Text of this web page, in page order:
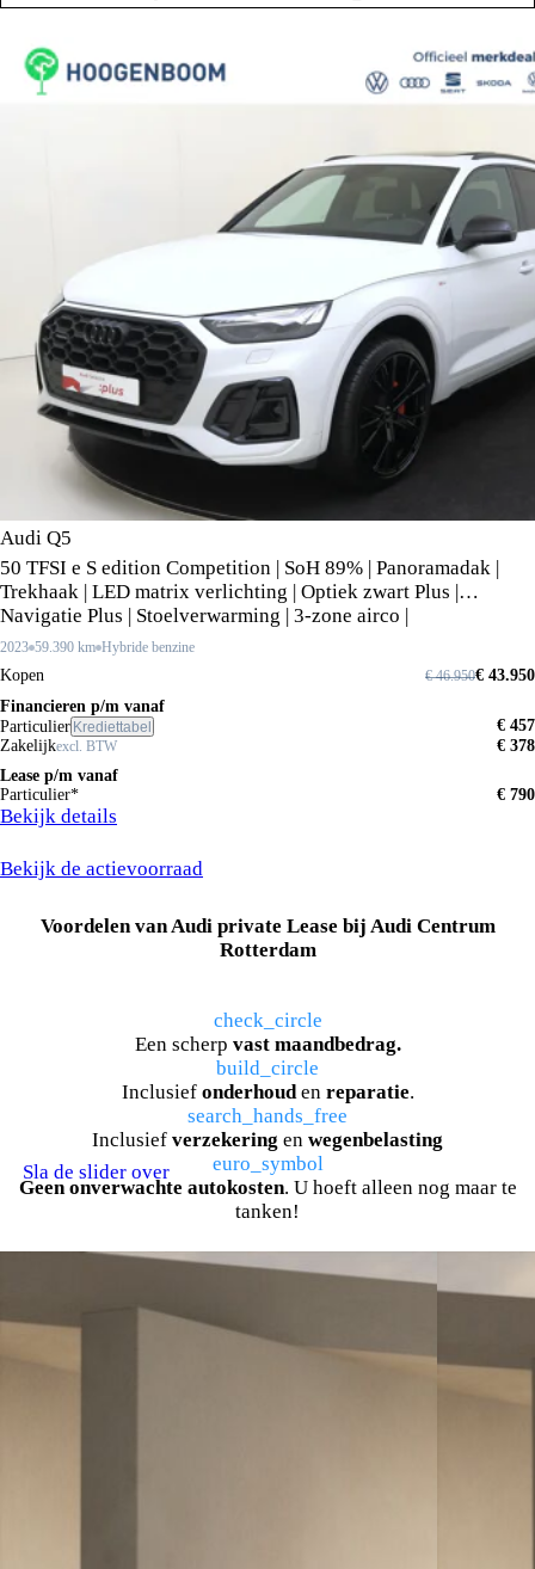
Audi Q5
50 TFSI e S edition Competition | SoH 89% | Panoramadak |
Trekhaak | LED matrix verlichting | Optiek zwart Plus |
Navigatie Plus | Stoelverwarming | 3-zone airco |
Achteruitrijcamera |
2023 59.390 km Hybride benzine
Kopen € 43.950
€ 46.950
Financieren p/m vanaf
Particulier Krediettabel
€ 457
Zakelijkexcl. BTW
€ 378
Lease p/m vanaf
Particulier*
€ 790
Bekijk details
Bekijk de actievoorraad
Voordelen van Audi private Lease bij Audi Centrum
Rotterdam
check_circle
Een scherp vast maandbedrag.
build_circle
Inclusief onderhoud en reparatie.
search_hands_free
Inclusief verzekering en wegenbelasting
euro_symbol
Geen onverwachte autokosten. U hoeft alleen nog maar te
tanken!
Sla de slider over